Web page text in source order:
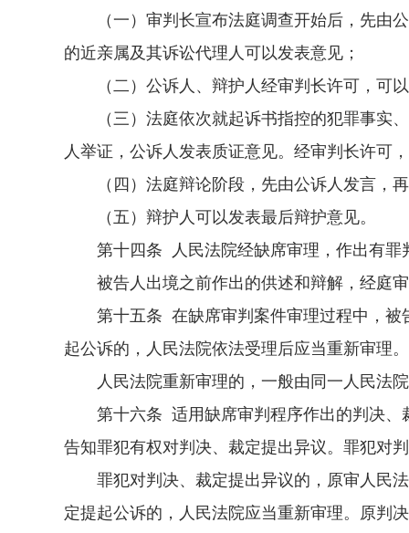
（一）审判长宣布法庭调查开始后，先由公
的近亲属及其诉讼代理人可以发表意见；
（二）公诉人、辩护人经审判长许可，可以
（三）法庭依次就起诉书指控的犯罪事实、
人举证，公诉人发表质证意见。经审判长许可
（四）法庭辩论阶段，先由公诉人发言，再
（五）辩护人可以发表最后辩护意见。
第十四条 人民法院经缺席审理，作出有罪
被告人出境之前作出的供述和辩解，经庭审
第十五条 在缺席审判案件审理过程中，被
起公诉的，人民法院依法受理后应当重新审理。
人民法院重新审理的，一般由同一人民法院
第十六条 适用缺席审判程序作出的判决、
告知罪犯有权对判决、裁定提出异议。罪犯对
罪犯对判决、裁定提出异议的，原审人民法
定提起公诉的，人民法院应当重新审理。原判